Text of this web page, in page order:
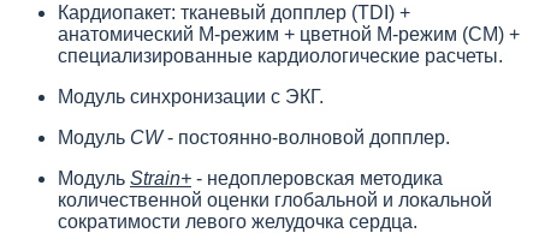
Кардиопакет: тканевый допплер (TDI) +
анатомический М-режим + цветной М-режим (CM) +
специализированные кардиологические расчеты.
Модуль синхронизации с ЭКГ.
Модуль CW- постоянно-волновой допплер.
Модуль Strain+ - недоплеровская методика
количественной оценки глобальной и локальной
сократимости левого желудочка сердца.